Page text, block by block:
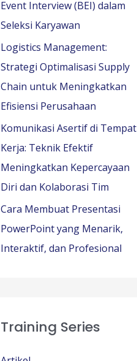
Event Interview (BEI) dalam
Seleksi Karyawan
Logistics Management:
Strategi Optimalisasi Supply
Chain untuk Meningkatkan
Efisiensi Perusahaan
Komunikasi Asertif di Tempat
Kerja: Teknik Efektif
Meningkatkan Kepercayaan
Diri dan Kolaborasi Tim
Cara Membuat Presentasi
PowerPoint yang Menarik,
Interaktif, dan Profesional
Training Series